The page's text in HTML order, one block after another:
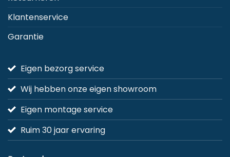
Klantenservice
Garantie
Eigen bezorg service
Wij hebben onze eigen showroom
Eigen montage service
Ruim 30 jaar ervaring